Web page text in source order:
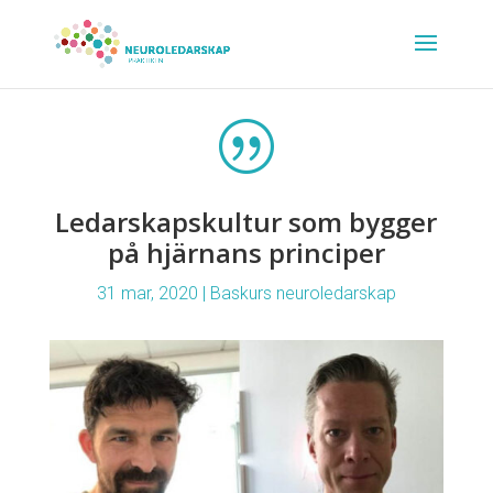
|
Ledarskapskultur som bygger
på hjärnans principer
31 mar, 2020 | Baskurs neuroledarskap